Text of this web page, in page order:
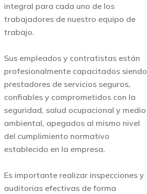
integral para cada uno de los
trabajadores de nuestro equipo de
trabajo.
Sus empleados y contratistas están
profesionalmente capacitados siendo
prestadores de servicios seguros,
confiables y comprometidos con la
seguridad, salud ocupacional y medio
ambiental, apegados al mismo nivel
del cumplimiento normativo
establecido en la empresa.
Es importante realizar inspecciones y
auditorias efectivas de forma